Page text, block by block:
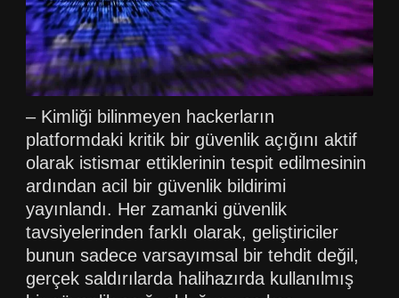
– Kimliği bilinmeyen hackerların
platformdaki kritik bir güvenlik açığını aktif
olarak istismar ettiklerinin tespit edilmesinin
ardından acil bir güvenlik bildirimi
yayınlandı. Her zamanki güvenlik
tavsiyelerinden farklı olarak, geliştiriciler
bunun sadece varsayımsal bir tehdit değil,
gerçek saldırılarda halihazırda kullanılmış